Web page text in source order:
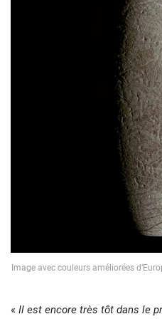
Image avec couleurs améliorées
« Il est encore très tôt dans le